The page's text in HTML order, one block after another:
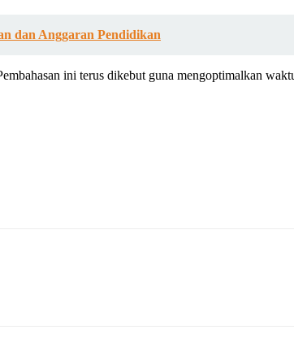
dan Anggaran Pendidikan
ini terus dikebut guna mengoptimalkan